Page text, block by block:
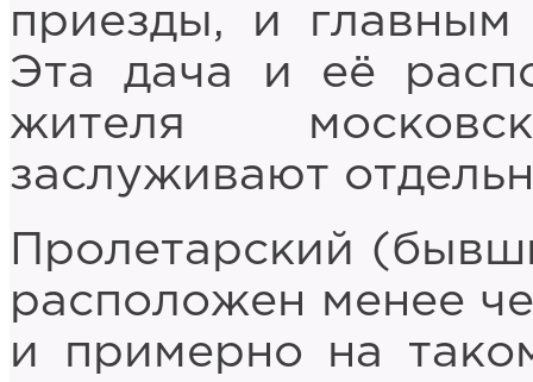
приезды, и главным
Эта дача и её
жителя
заслуживают
Пролетарский
расположен менее
и примерно на